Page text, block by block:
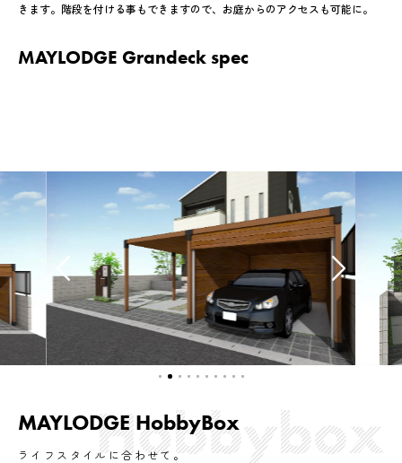
きます。階段を付ける事もできますので、お庭からのアクセスも可能に。
MAYLODGE Grandeck spec
MAYLODGE HobbyBox
ライフスタイルに合わせて。